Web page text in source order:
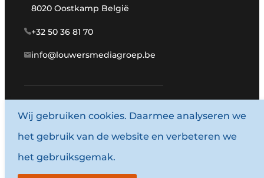
8020 Oostkamp België
+32 50 36 81 70
info@louwersmediagroep.be
www.louwersmediagroep.com
© 1987 - 2026 Louwersmediagroep.
Algemene voorwaarden
Wij gebruiken cookies. Daarmee analyseren we
het gebruik van de website en verbeteren we
het gebruiksgemak.